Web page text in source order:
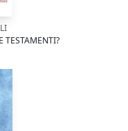
TESTAMENTI?